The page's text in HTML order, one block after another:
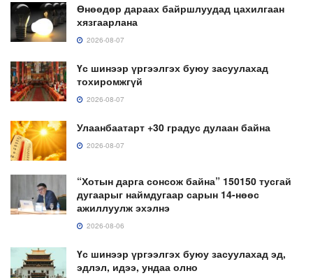
Өнөөдөр дараах байршлуудад цахилгаан
хязгаарлана
2026-08-07
Үс шинээр үргээлгэх буюу засуулахад
тохиромжгүй
2026-08-07
Улаанбаатарт +30 градус дулаан байна
2026-08-07
“Хотын дарга сонсож байна” 150150 тусгай
дугаарыг наймдугаар сарын 14-нөөс
ажиллуулж эхэлнэ
2026-08-06
Үс шинээр үргээлгэх буюу засуулахад эд,
эдлэл, идээ, ундаа олно